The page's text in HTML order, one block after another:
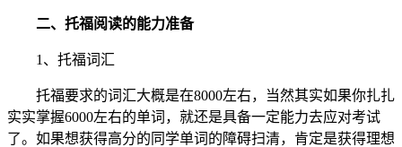
二、托福阅读的能力准备
1、托福词汇
托福要求的词汇大概是在8000左右，当然其实如果你扎扎
实实掌握6000左右的单词，就还是具备一定能力去应对考试
了。如果想获得高分的同学单词的障碍扫清，肯定是获得理想